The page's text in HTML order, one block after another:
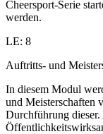
Cheersport-Serie
werden.
LE: 8
Auftritts- und
In diesem Modul
und Meisterschaften
Durchführung